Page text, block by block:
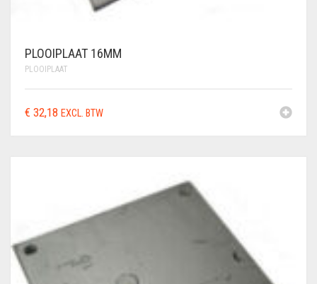
PLOOIPLAAT 16MM
PLOOIPLAAT
€ 32,18 EXCL. BTW